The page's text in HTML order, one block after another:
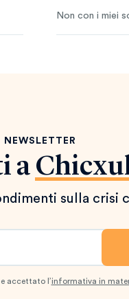
Non con i miei
NEWSLETTER
a
sulla crisi
accettato l’informativa in